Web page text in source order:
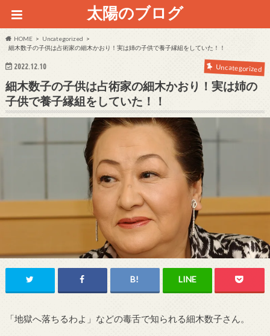
太陽のブログ
HOME
Uncategorized
細木数子の子供は占術家の細木かおり！実は姉の子供で養子縁組をしていた！！
2022.12.10 Uncategorized
細木数子の子供は占術家の細木かおり！実は姉の
子供で養子縁組をしていた！！
「地獄へ落ちるわよ」などの毒舌で知られる細木数子さん。